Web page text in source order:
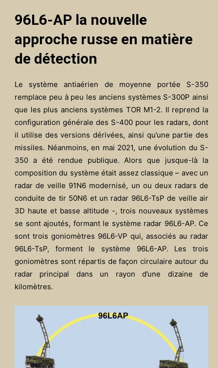
96L6-AP la nouvelle
approche russe en matière
de détection
Le système antiaérien de moyenne portée S-350
remplace peu à peu les anciens systèmes S-300P ainsi
que les plus anciens systèmes TOR M1-2. Il reprend la
configuration générale des S-400 pour les radars, dont
il utilise des versions dérivées, ainsi qu’une partie des
missiles. Néanmoins, en mai 2021, une évolution du S-
350 a été rendue publique. Alors que jusque-là la
composition du système était assez classique – avec un
radar de veille 91N6 modernisé, un ou deux radars de
conduite de tir 50N6 et un radar 96L6-TsP de veille air
3D haute et basse altitude -, trois nouveaux systèmes
se sont ajoutés, formant le système radar 96L6-AP. Ce
sont trois goniomètres 96L6-VP qui, associés au radar
96L6-TsP, forment le système 96L6-AP. Les trois
goniomètres sont répartis de façon circulaire autour du
radar principal dans un rayon d’une dizaine de
kilomètres.